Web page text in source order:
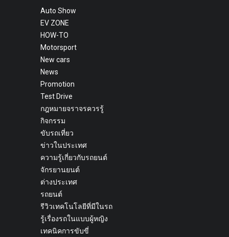
Auto Show
EV ZONE
HOW-TO
Motorsport
New cars
News
Promotion
Test Drive
กฎหมายจราจรควรรู้
กิจกรรม
ขับรถเที่ยว
ข่าวในประเทศ
ความรู้เกี่ยวกับรถยนต์
จักรยานยนต์
ต่างประเทศ
รถยนต์
รีวิวเทคโนโลยีที่มีในรถ
รู้เรื่องรถในแบบผู้หญิง
เทคนิคการขับขี่